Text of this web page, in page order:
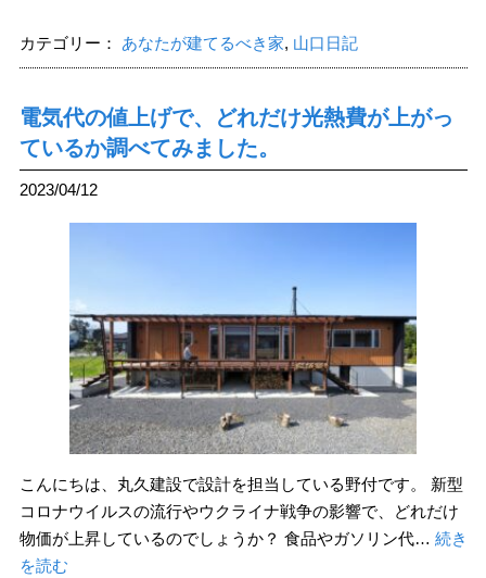
カテゴリー： あなたが建てるべき家, 山口日記
電気代の値上げで、どれだけ光熱費が上がっ
ているか調べてみました。
2023/04/12
こんにちは、丸久建設で設計を担当している野付です。 新型
コロナウイルスの流行やウクライナ戦争の影響で、どれだけ
物価が上昇しているのでしょうか？ 食品やガソリン代… 続き
を読む